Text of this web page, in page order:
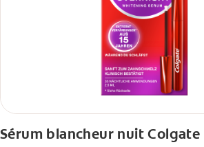
Sérum blancheur nuit